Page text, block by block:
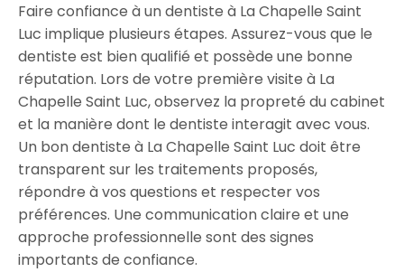
Faire confiance à un dentiste à La Chapelle Saint
Luc implique plusieurs étapes. Assurez-vous que le
dentiste est bien qualifié et possède une bonne
réputation. Lors de votre première visite à La
Chapelle Saint Luc, observez la propreté du cabinet
et la manière dont le dentiste interagit avec vous.
Un bon dentiste à La Chapelle Saint Luc doit être
transparent sur les traitements proposés,
répondre à vos questions et respecter vos
préférences. Une communication claire et une
approche professionnelle sont des signes
importants de confiance.